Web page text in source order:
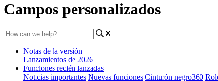
Campos personalizados
Notas de la versión
Lanzamientos de 2026
Funciones recién lanzadas
Noticias importantes Nuevas funciones Cinturón negro360